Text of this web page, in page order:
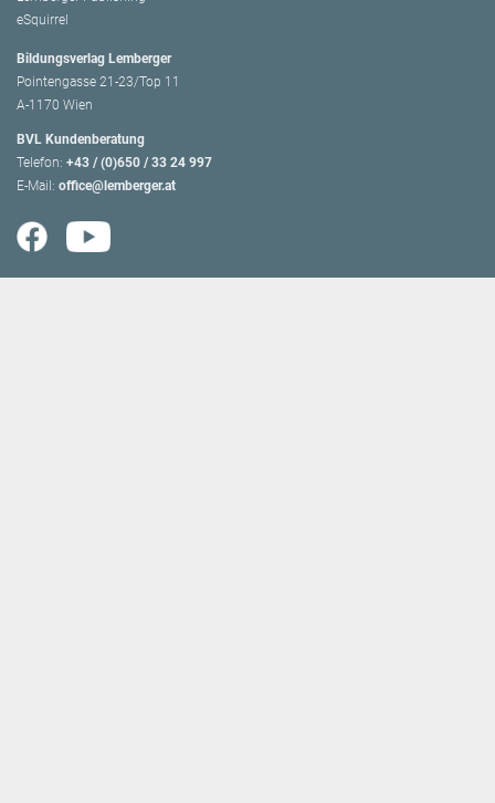
eSquirrel
Bildungsverlag Lemberger
Pointengasse 21-23/Top 11
A-1170 Wien
BVL Kundenberatung
Telefon: +43 / (0)650 / 33 24 997
E-Mail: office@lemberger.at